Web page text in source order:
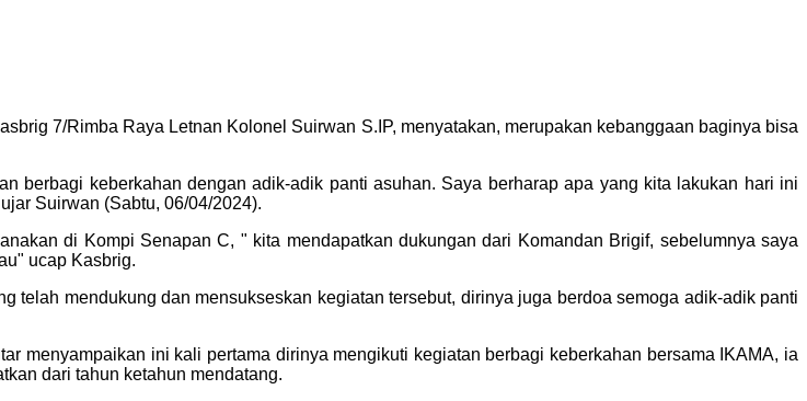
7/Rimba Raya Letnan Kolonel Suirwan S.IP, menyatakan, merupakan kebanggaan baginya bisa
berbagi keberkahan dengan adik-adik panti asuhan. Saya berharap apa yang kita lakukan hari ini
Suirwan (Sabtu, 06/04/2024).
di Kompi Senapan C, " kita mendapatkan dukungan dari Komandan Brigif, sebelumnya saya
ucap Kasbrig.
telah mendukung dan mensukseskan kegiatan tersebut, dirinya juga berdoa semoga adik-adik panti
menyampaikan ini kali pertama dirinya mengikuti kegiatan berbagi keberkahan bersama IKAMA, ia
dari tahun ketahun mendatang.